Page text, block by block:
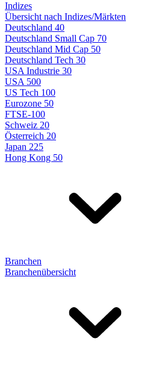
Indizes
Übersicht nach Indizes/Märkten
Deutschland 40
Deutschland Small Cap 70
Deutschland Mid Cap 50
Deutschland Tech 30
USA Industrie 30
USA 500
US Tech 100
Eurozone 50
FTSE-100
Schweiz 20
Österreich 20
Japan 225
Hong Kong 50
Branchen
Branchenübersicht